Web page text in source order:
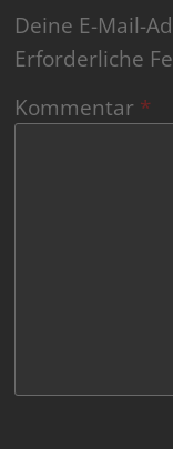
Deine E-Mail-
Erforderliche
Kommentar *